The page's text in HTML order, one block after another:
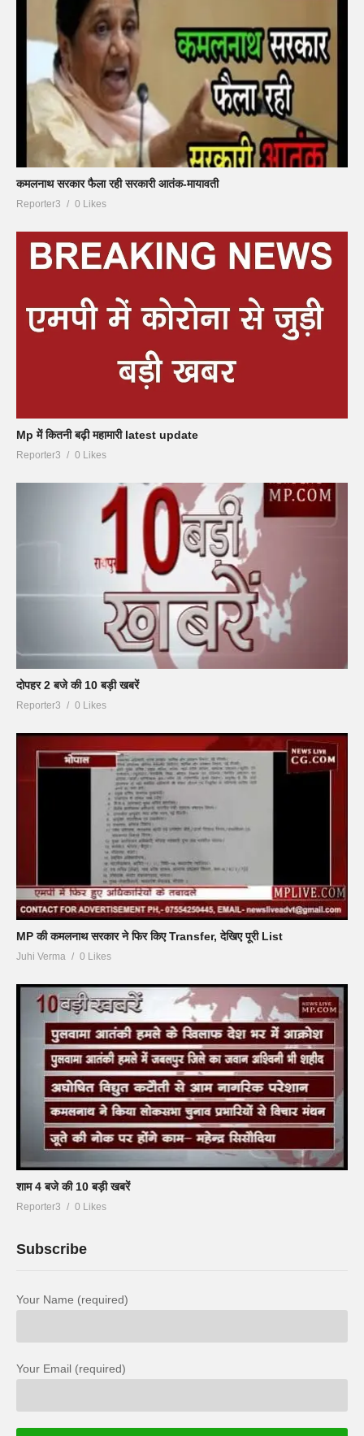
कमलनाथ सरकार फैला रही सरकारी आतंक-मायावती
Reporter3 0 Likes
Mp में कितनी बढ़ी महामारी latest update
Reporter3 0 Likes
दोपहर 2 बजे की 10 बड़ी खबरें
Reporter3 0 Likes
MP की कमलनाथ सरकार ने फिर किए Transfer, देखिए पूरी List
Juhi Verma 0 Likes
शाम 4 बजे की 10 बड़ी खबरें
Reporter3 0 Likes
Subscribe
Your Name (required)
Your Email (required)